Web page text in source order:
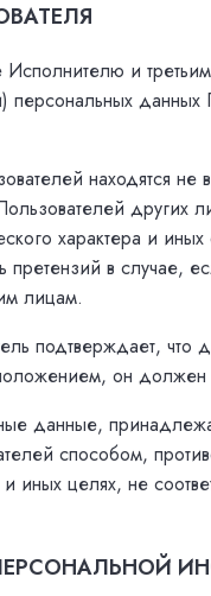
и
персональных
находятся не
других
характера и иных
претензий в случае,
лицам.
подтверждает, что
он должен
данные,
способом,
иных целях, не